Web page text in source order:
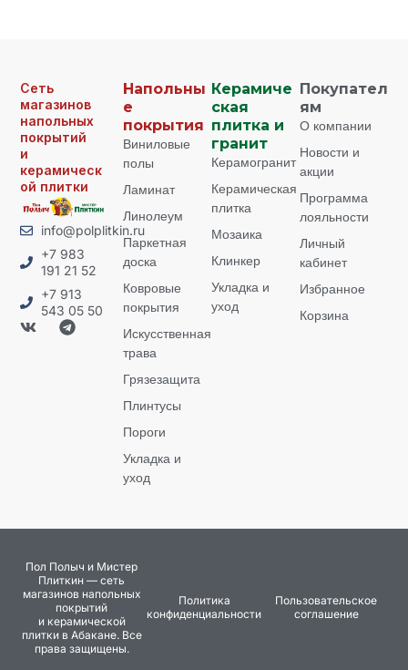
Сеть
магазинов
напольных
покрытий
и
керамическ
ой плитки
info@polplitkin.ru
+7 983
191 21 52
+7 913
543 05 50
Напольны
е
покрытия
Виниловые
полы
Ламинат
Линолеум
Паркетная
доска
Ковровые
покрытия
Искусственная
трава
Грязезащита
Плинтусы
Пороги
Укладка и
уход
Керамиче
ская
плитка и
гранит
Керамогранит
Керамическая
плитка
Мозаика
Клинкер
Укладка и
уход
Покупател
ям
О компании
Новости и
акции
Программа
лояльности
Личный
кабинет
Избранное
Корзина
Пол Полыч и Мистер
Плиткин — сеть
магазинов напольных
покрытий
и керамической
плитки в Абакане. Все
права защищены.
Политика
конфиденциальности
Пользовательское
соглашение